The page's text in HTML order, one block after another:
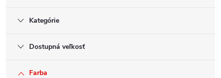
Kategórie
Dostupná veľkosť
Farba